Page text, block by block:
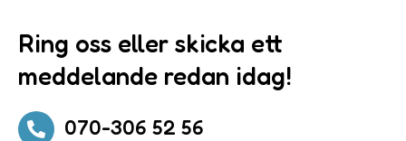
Ring oss eller skicka ett
meddelande redan idag!
 070-306 52 56